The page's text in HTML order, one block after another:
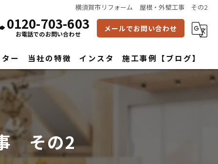
横須賀市リフォーム 屋根・外壁工事 その2
0120-703-603
お電話でのお問い合わせ
メールでお問い合わせ
ー 当社の特徴
内装
屋根
インスタ 施工事例【ブログ】
その2